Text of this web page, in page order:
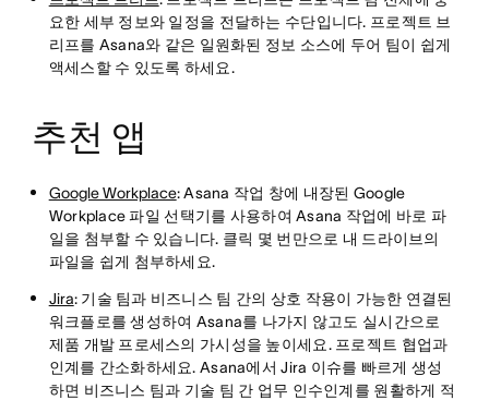
요한 세부 정보와 일정을 전달하는 수단입니다. 프로젝트 브
리프를 Asana와 같은 일원화된 정보 소스에 두어 팀이 쉽게
액세스할 수 있도록 하세요.
추천 앱
Google Workplace: Asana 작업 창에 내장된 Google
Workplace 파일 선택기를 사용하여 Asana 작업에 바로 파
일을 첨부할 수 있습니다. 클릭 몇 번만으로 내 드라이브의
파일을 쉽게 첨부하세요.
Jira: 기술 팀과 비즈니스 팀 간의 상호 작용이 가능한 연결된
워크플로를 생성하여 Asana를 나가지 않고도 실시간으로
제품 개발 프로세스의 가시성을 높이세요. 프로젝트 협업과
인계를 간소화하세요. Asana에서 Jira 이슈를 빠르게 생성
하면 비즈니스 팀과 기술 팀 간 업무 인수인계를 원활하게 적